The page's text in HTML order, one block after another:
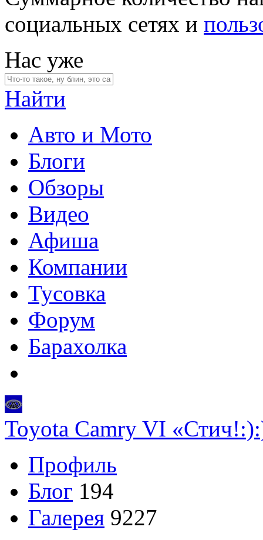
социальных сетях и
Нас уже
Найти
Авто и Мото
Блоги
Обзоры
Видео
Афиша
Компании
Тусовка
Форум
Барахолка
Toyota Camry VI
Профиль
Блог 194
Галерея 9227